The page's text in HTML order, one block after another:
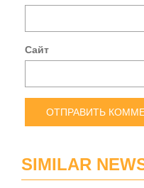
Сайт
SIMILAR